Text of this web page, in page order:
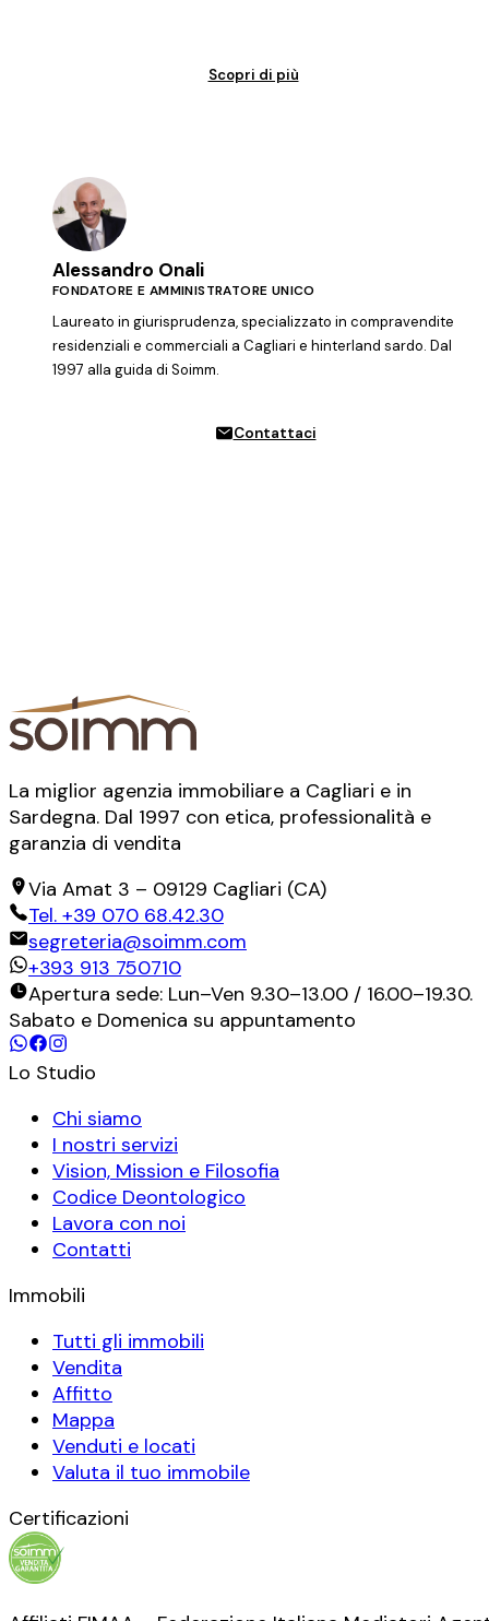
Scopri di più
Alessandro Onali
FONDATORE E AMMINISTRATORE UNICO
Laureato in giurisprudenza, specializzato in compravendite
residenziali e commerciali a Cagliari e hinterland sardo. Dal
1997 alla guida di Soimm.
Contattaci
La miglior agenzia immobiliare a Cagliari e in
Sardegna. Dal 1997 con etica, professionalità e
garanzia di vendita
Via Amat 3 – 09129 Cagliari (CA)
Tel. +39 070 68.42.30
segreteria@soimm.com
+393 913 750710
Apertura sede: Lun–Ven 9.30–13.00 / 16.00–19.30.
Sabato e Domenica su appuntamento
Lo Studio
Chi siamo
I nostri servizi
Vision, Mission e Filosofia
Codice Deontologico
Lavora con noi
Contatti
Immobili
Tutti gli immobili
Vendita
Affitto
Mappa
Venduti e locati
Valuta il tuo immobile
Certificazioni